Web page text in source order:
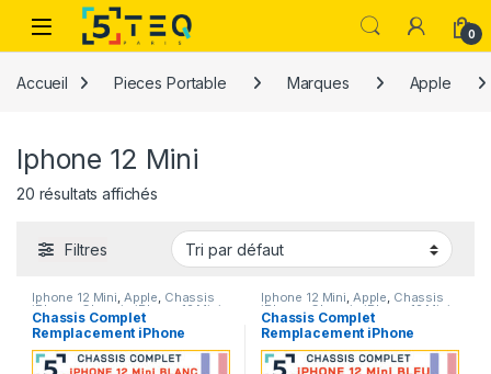
Passer à la navigation
Aller au contenu
0
Accueil Pieces Portable Marques Apple
Iphone 12 Mini
20 résultats affichés
Filtres
Iphone 12 Mini, Apple, Chassis
iPhone, Chassis iPhone 12 Mini
Pieces Portable
Chassis Complet
Remplacement iPhone
12 Mini Blanc +Joint
+NFC +Kit
Iphone 12 Mini, Apple, Chassis
iPhone, Chassis iPhone 12 Mini
Pieces Portable
Chassis Complet
Remplacement iPhone
12 Mini Bleu +Joint +NFC
+Kit